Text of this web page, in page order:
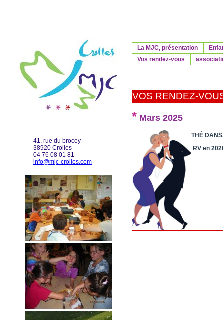
41, rue du brocey
38920 Crolles
04 76 08 01 81
info@mjc-crolles.com
La MJC, présentation
Vos rendez-vous
VOS RENDEZ-
* Mars 2025
THÉ
RV en